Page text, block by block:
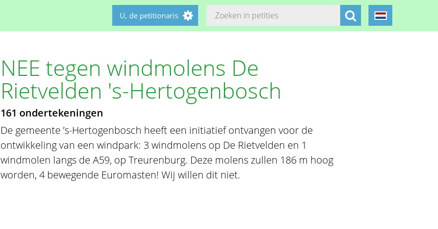
U, de petitionaris
NEE tegen windmolens De
Rietvelden 's-Hertogenbosch
161 ondertekeningen
De gemeente ’s-Hertogenbosch heeft een initiatief ontvangen voor de
ontwikkeling van een windpark: 3 windmolens op De Rietvelden en 1
windmolen langs de A59, op Treurenburg. Deze molens zullen 186 m hoog
worden, 4 bewegende Euromasten! Wij willen dit niet.